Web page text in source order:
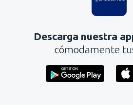
Enviar
Descarga nuestra
cómodamente